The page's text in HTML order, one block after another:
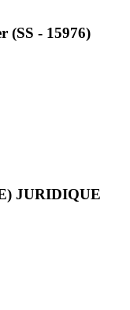
(SS - 15976)
JURIDIQUE